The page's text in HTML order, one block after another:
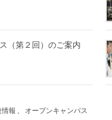
（第２回）のご案内
報 、 オープンキャンパス